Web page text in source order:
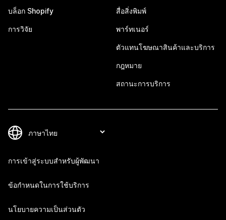
บล็อก Shopify
การวิจัย
สื่อสิ่งพิมพ์
พาร์ทเนอร์
ตัวแทนโฆษณาสินค้าและบริการ
กฎหมาย
สถานะการบริการ
การเข้าสู่ระบบสำหรับผู้พัฒนา
ข้อกำหนดในการใช้บริการ
นโยบายความเป็นส่วนตัว